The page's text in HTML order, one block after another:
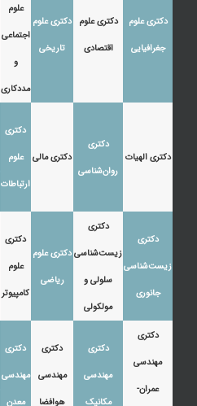
دکتری علوم
جغرافیایی
دکتری علوم
اقتصادی
دکتری علوم
تاریخی
علوم
اجتماعی
و
مددکاری
دکتری الهیات
دکتری
روان‌شناسی
دکتری مالی
دکتری
علوم
ارتباطات
دکتری
زیست‌شناسی
جانوری
دکتری
زیست‌شناسی
سلولی و
مولکولی
دکتری علوم
ریاضی
دکتری
علوم
کامپیوتر
دکتری
مهندسی
عمران-
دکتری
مهندسی
مکانیک
دکتری
مهندسی
هوافضا
دکتری
مهندسی
معدن